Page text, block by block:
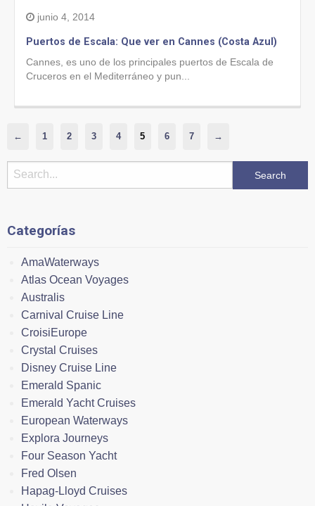
junio 4, 2014
Puertos de Escala: Que ver en Cannes (Costa Azul)
Cannes, es uno de los principales puertos de Escala de
Cruceros en el Mediterráneo y pun...
← 1 2 3 4 5 6 7 →
Categorías
AmaWaterways
Atlas Ocean Voyages
Australis
Carnival Cruise Line
CroisiEurope
Crystal Cruises
Disney Cruise Line
Emerald Spanic
Emerald Yacht Cruises
European Waterways
Explora Journeys
Four Season Yacht
Fred Olsen
Hapag-Lloyd Cruises